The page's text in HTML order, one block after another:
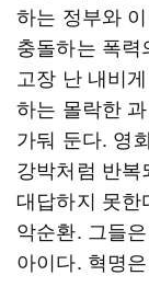
하는 정부와
충돌하는 폭
고장 난 내비
하는 몰락한
가둬 둔다. 영
강박처럼 반
대답하지 못
악순환. 그들
아이다. 혁명